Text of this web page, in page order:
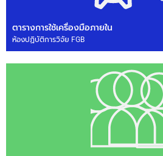
ตารางการใช้เครื่องมือภายใน
ห้องปฏิบัติการวิจัย FGB